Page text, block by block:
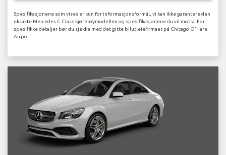
Spesifikasjonene som vises er kun for informasjonsformål, vi kan ikke garantere den
eksakte Mercedes C Class kjøretøymodellen og spesifikasjonene du vil motta. For
spesifikke detaljer bør du sjekke med det gitte bilutleiefirmaet på Chicago O'Hare
Airport.